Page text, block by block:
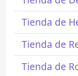
Tienda de
Tienda de
Tienda de